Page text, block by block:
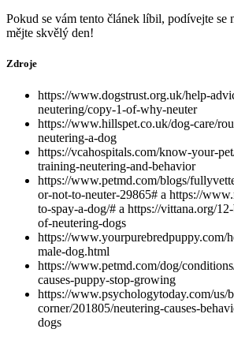
Pokud se vám tento článek líbil, podívejte se
mějte skvělý den!
Zdroje
https://www.dogstrust.org.uk/help-
neutering/copy-1-of-why-neuter
https://www.hillspet.co.uk/dog-care/
neutering-a-dog
https://vcahospitals.com/know-your-
training-neutering-and-behavior
https://www.petmd.com/blogs/
or-not-to-neuter-29865# a https://
to-spay-a-dog/# a https://vittana.org/
of-neutering-dogs
https://www.yourpurebredpuppy.com/
male-dog.html
https://www.petmd.com/dog/
causes-puppy-stop-growing
https://www.psychologytoday.com/us/
corner/201805/neutering-causes-
dogs